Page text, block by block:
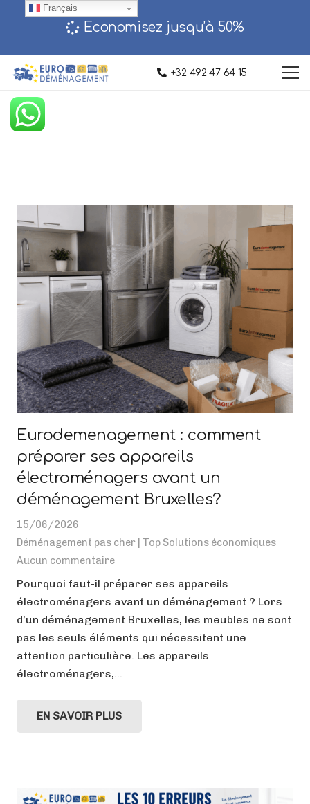
Economisez jusqu’à 50%‎
+32 492 47 64 15
Eurodemenagement : comment
préparer ses appareils
électroménagers avant un
déménagement Bruxelles?
15/06/2026
Déménagement pas cher | Top Solutions économiques
Aucun commentaire
Pourquoi faut-il préparer ses appareils
électroménagers avant un déménagement ? Lors
d’un déménagement Bruxelles, les meubles ne sont
pas les seuls éléments qui nécessitent une
attention particulière. Les appareils
électroménagers,…
EN SAVOIR PLUS
Français